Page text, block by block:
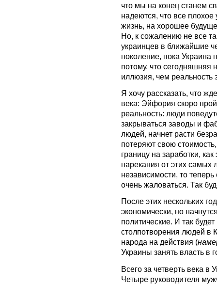
что мы на конец станем
надеются, что все
жизнь, на хорошее
Но, к сожалению не все
украинцев в ближайшие
поколение, пока Украина
потому, что сегодняшняя
иллюзия, чем реальность
Я хочу рассказать, что
века: Эйфория скоро
реальность: люди
закрываться заводы и
людей, начнет расти
потеряют свою
границу на заработки,
нарекания от этих
независимости, то
очень жаловаться. Так
После этих нескольких
экономически, но
политические. И так
столпотворения людей в
народа на действия (
Украины занять власть в
Всего за четверть века в
Четыре руководителя